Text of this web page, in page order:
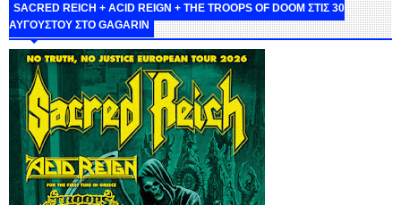
SACRED REICH + ACID REIGN + THE TROOPS OF DOOM ΣΤΙΣ 30
ΑΥΓΟΥΣΤΟΥ ΣΤΟ GAGARIN